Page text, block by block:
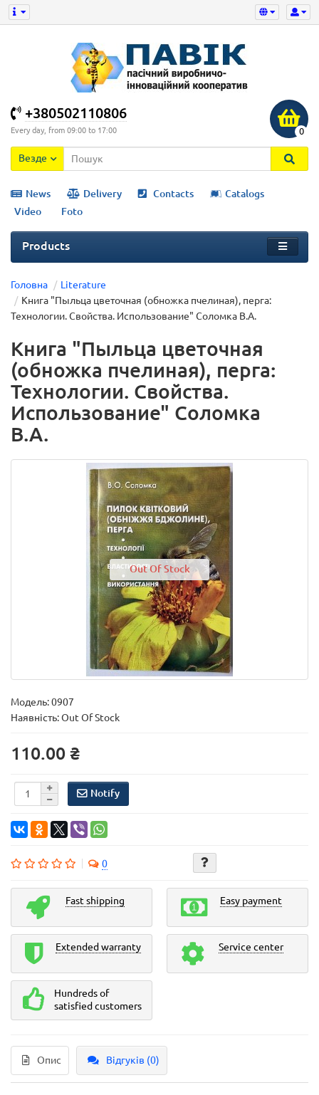
+380502110806
Every day, from 09:00 to 17:00 0
Везде
News Delivery Contacts
Catalogs
Video
Foto
Products
Головна
Literature
Книга "Пыльца цветочная (обножка пчелиная), перга:
Технологии. Свойства. Использование" Соломка В.А.
Книга "Пыльца цветочная
(обножка пчелиная), перга:
Технологии. Свойства.
Использование" Соломка
В.А.
Out Of Stock
Модель:0907
Наявність: Out Of Stock
110.00 ₴
Notify
0
Fast shipping Easy payment
Extended warranty Service center
Hundreds of
satisfied customers
Опис Відгуків (0)